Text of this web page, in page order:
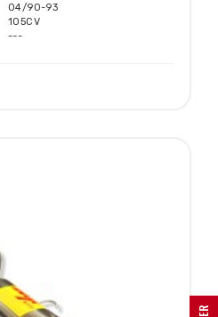
04/90-93
105CV
---